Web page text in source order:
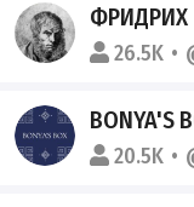
ФРИДРИХ
26.5K
BONYA'S
20.5K